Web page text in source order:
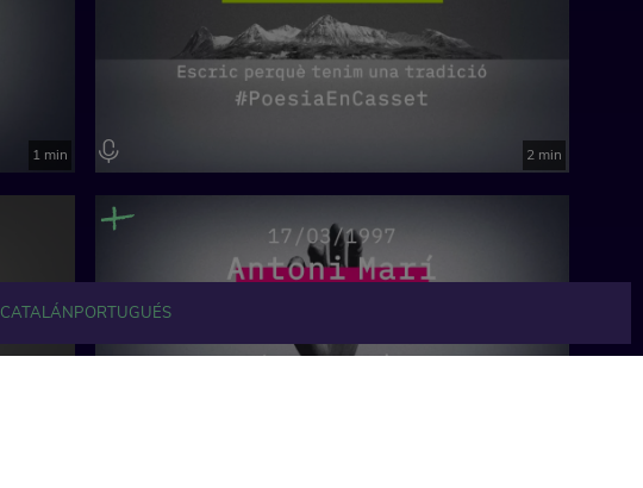
1 min 2 min
CATALÁNPORTUGUÉS